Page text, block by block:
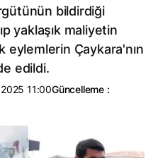
bildirdiği
yaklaşık maliyetin
eylemlerin Çaykara'nın
edildi.
11:00Güncelleme :